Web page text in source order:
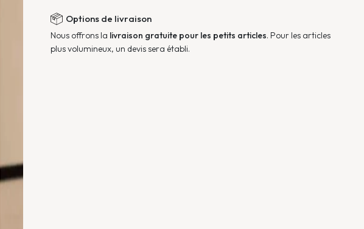
Options de livraison
Nous offrons la livraison gratuite pour les petits articles. Pour les articles
plus volumineux, un devis sera établi.